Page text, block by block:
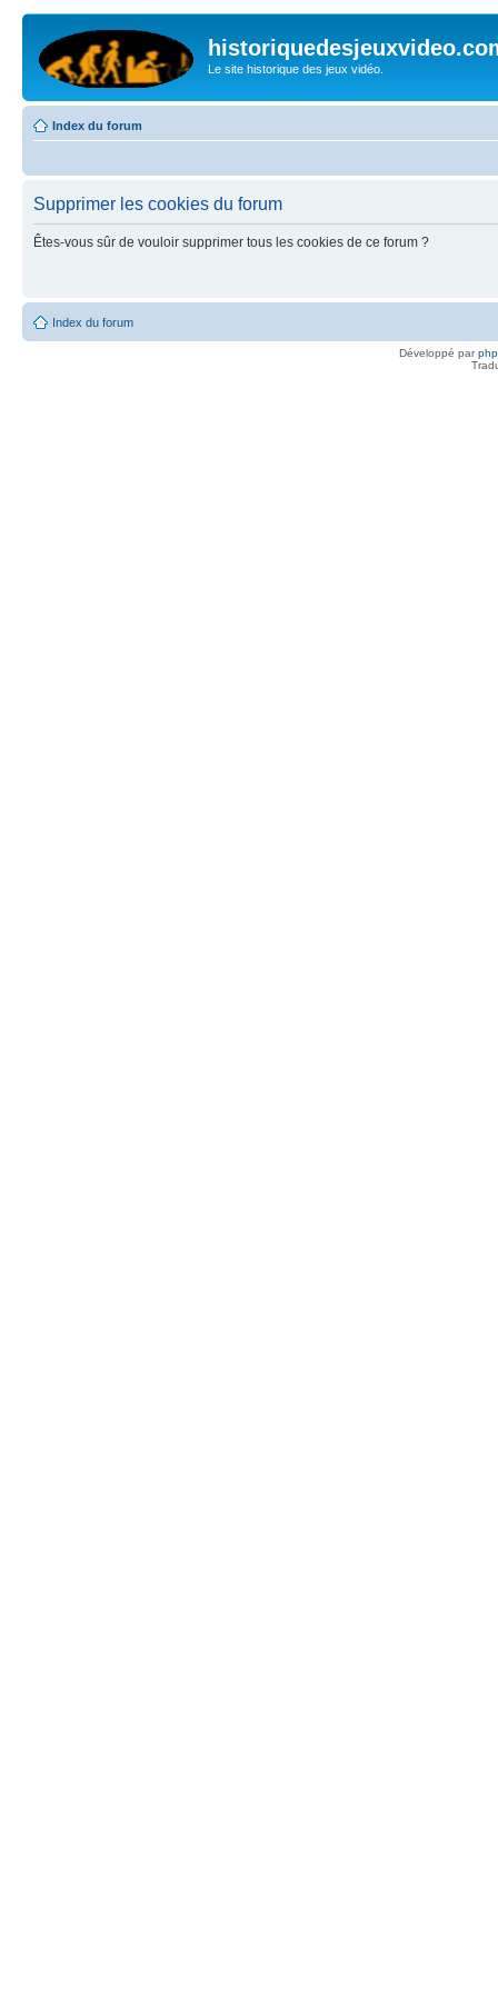
Le site historique des jeux vidéo.
Index du forum
Supprimer les cookies du forum
Êtes-vous sûr de vouloir supprimer tous les cookies de ce forum ?
Index du forum
Développé par